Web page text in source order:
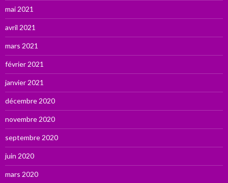
mai 2021
avril 2021
mars 2021
février 2021
janvier 2021
décembre 2020
novembre 2020
septembre 2020
juin 2020
mars 2020